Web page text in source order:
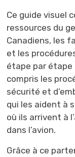
Ce guide visuel
ressources du
Canadiens, les
et les
étape par étape
compris les
sécurité et
qui les aident à
où ils arrivent à
dans l’avion.
Grâce à ce